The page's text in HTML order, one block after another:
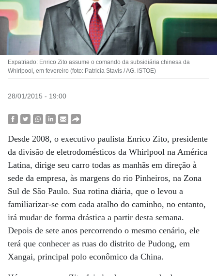
Expatriado: Enrico Zito assume o comando da subsidiária chinesa da
Whirlpool, em fevereiro (foto: Patricia Stavis / AG. ISTOE)
28/01/2015 - 19:00
Desde 2008, o executivo paulista Enrico Zito, presidente
da divisão de eletrodomésticos da Whirlpool na América
Latina, dirige seu carro todas as manhãs em direção à
sede da empresa, às margens do rio Pinheiros, na Zona
Sul de São Paulo. Sua rotina diária, que o levou a
familiarizar-se com cada atalho do caminho, no entanto,
irá mudar de forma drástica a partir desta semana.
Depois de sete anos percorrendo o mesmo cenário, ele
terá que conhecer as ruas do distrito de Pudong, em
Xangai, principal polo econômico da China.